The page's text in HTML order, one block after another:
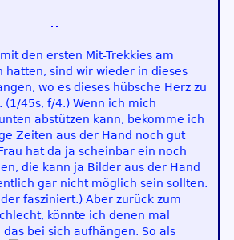
den ersten Mit-Trekkies am
hatten, sind wir wieder in dieses
wo es dieses hübsche Herz zu
45s, f/4.) Wenn ich mich
abstützen kann, bekomme ich
Zeiten aus der Hand noch gut
hat da ja scheinbar ein noch
die kann ja Bilder aus der Hand
gar nicht möglich sein sollten.
fasziniert.) Aber zurück zum
könnte ich denen mal
bei sich aufhängen. So als